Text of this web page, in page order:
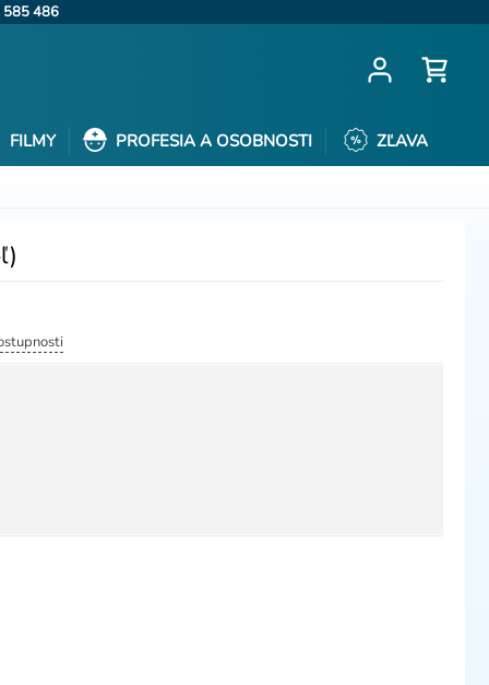
585 486
FILMY PROFESIA A OSOBNOSTI ZĽAVA